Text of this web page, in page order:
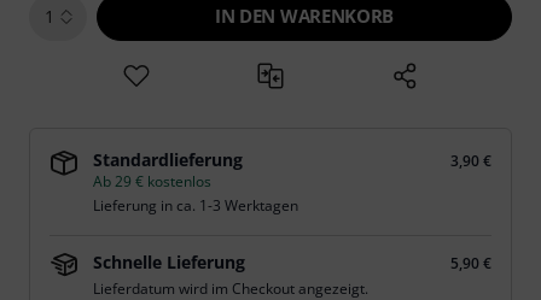
1 IN DEN WARENKORB
Standardlieferung
3,90 €
Ab 29 € kostenlos
Lieferung in ca. 1-3 Werktagen
Schnelle Lieferung
5,90 €
Lieferdatum wird im Checkout angezeigt.